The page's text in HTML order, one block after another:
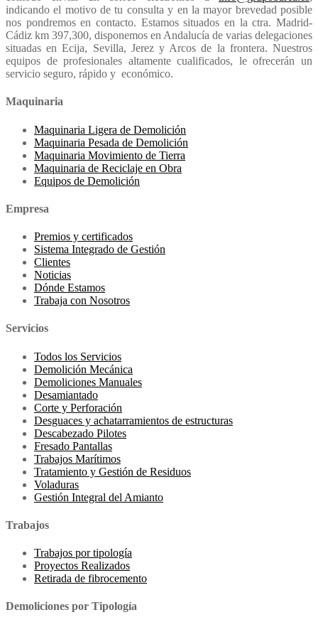
indicando el motivo de tu consulta y en la mayor brevedad posible
nos pondremos en contacto. Estamos situados en la ctra. Madrid-
Cádiz km 397,300, disponemos en Andalucía de varias delegaciones
situadas en Ecija, Sevilla, Jerez y Arcos de la frontera. Nuestros
equipos de profesionales altamente cualificados, le ofrecerán un
servicio seguro, rápido y económico.
Maquinaria
Maquinaria Ligera de Demolición
Maquinaria Pesada de Demolición
Maquinaria Movimiento de Tierra
Maquinaria de Reciclaje en Obra
Equipos de Demolición
Empresa
Premios y certificados
Sistema Integrado de Gestión
Clientes
Noticias
Dónde Estamos
Trabaja con Nosotros
Servicios
Todos los Servicios
Demolición Mecánica
Demoliciones Manuales
Desamiantado
Corte y Perforación
Desguaces y achatarramientos de estructuras
Descabezado Pilotes
Fresado Pantallas
Trabajos Marítimos
Tratamiento y Gestión de Residuos
Voladuras
Gestión Integral del Amianto
Trabajos
Trabajos por tipología
Proyectos Realizados
Retirada de fibrocemento
Demoliciones por Tipología